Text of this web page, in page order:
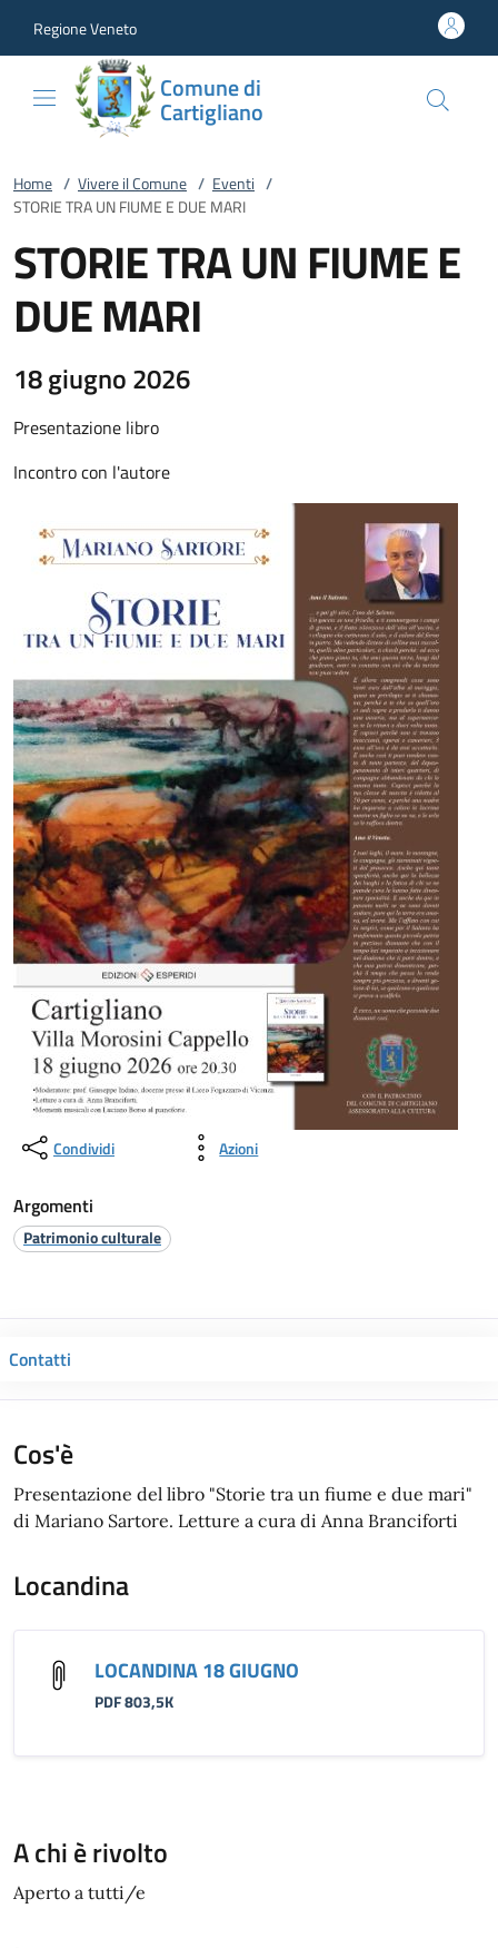
Regione Veneto
Comune di
Cartigliano
Home / Vivere il Comune / Eventi /
STORIE TRA UN FIUME E DUE MARI
STORIE TRA UN FIUME E
DUE MARI
18 giugno 2026
Presentazione libro
Incontro con l'autore
Condividi Azioni
Argomenti
Patrimonio culturale
Contatti
Cos'è
Presentazione del libro "Storie tra un fiume e due mari"
di Mariano Sartore. Letture a cura di Anna Branciforti
Locandina
LOCANDINA 18 GIUGNO
PDF 803,5K
A chi è rivolto
Aperto a tutti/e